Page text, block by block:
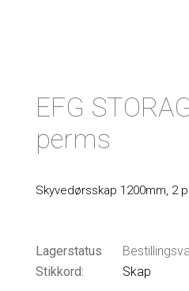
EFG
perms
Skyvedørsskap 1200mm, 2
Lagerstatus
Stikkord:
Skap